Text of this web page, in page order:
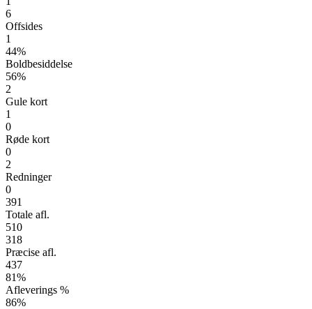
6
Offsides
1
44%
Boldbesiddelse
56%
2
Gule kort
1
0
Røde kort
0
2
Redninger
0
391
Totale afl.
510
318
Præcise afl.
437
81%
Afleverings %
86%